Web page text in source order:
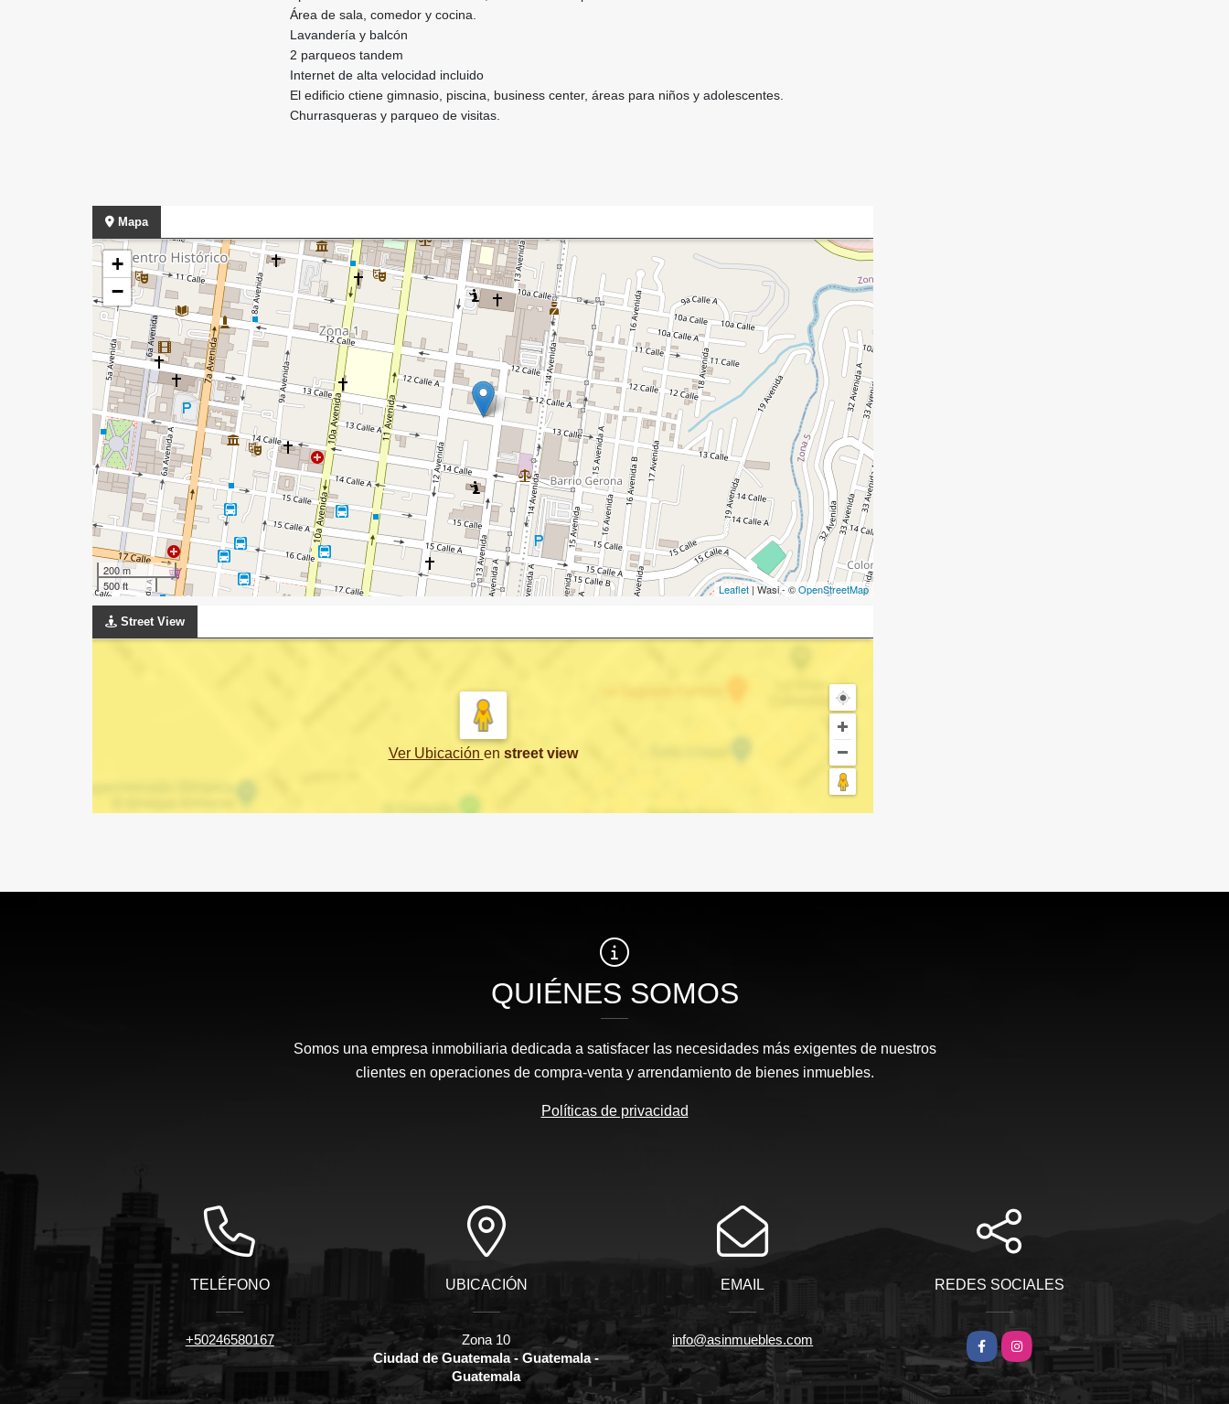
Área de sala, comedor y cocina.
Lavandería y balcón
2 parqueos tandem
Internet de alta velocidad incluido
El edificio ctiene gimnasio, piscina, business center, áreas para niños y adolescentes.
Churrasqueras y parqueo de visitas.
Mapa
+
−
200 m
500 ft
Leaflet| Wasi - ©OpenStreetMap
Street View
Ver Ubicación en street view
QUIÉNES SOMOS
Somos una empresa inmobiliaria dedicada a satisfacer las necesidades más exigentes de nuestros
clientes en operaciones de compra-venta y arrendamiento de bienes inmuebles.
Políticas de privacidad
TELÉFONO
+50246580167
UBICACIÓN
Zona 10
Ciudad de Guatemala - Guatemala -
Guatemala
EMAIL
info@asinmuebles.com
REDES SOCIALES
FacebookInstagram